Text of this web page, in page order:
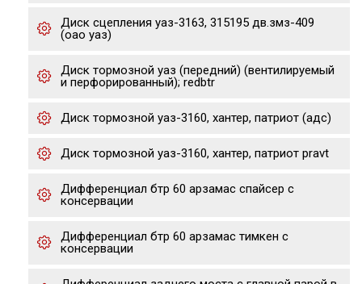
Диск сцепления уаз-3163, 315195 дв.змз-409
(оао уаз)
Диск тормозной уаз (передний) (вентилируемый
и перфорированный); redbtr
Диск тормозной уаз-3160, хантер, патриот (адс)
Диск тормозной уаз-3160, хантер, патриот pravt
Дифференциал бтр 60 арзамас спайсер с
консервации
Дифференциал бтр 60 арзамас тимкен с
консервации